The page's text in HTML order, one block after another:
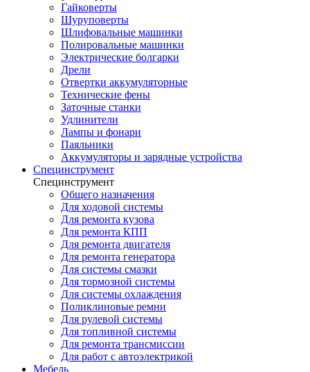
Гайковерты
Шуруповерты
Шлифовальные машинки
Полировальные машинки
Электрические болгарки
Дрели
Отвертки аккумуляторные
Технические фены
Заточные станки
Удлинители
Лампы и фонари
Паяльники
Аккумуляторы и зарядные устройства
Специнструмент
Специнструмент
Общего назначения
Для ходовой системы
Для ремонта кузова
Для ремонта КПП
Для ремонта двигателя
Для ремонта генератора
Для системы смазки
Для тормозной системы
Для системы охлаждения
Поликлиновые ремни
Для рулевой системы
Для топливной системы
Для ремонта трансмиссии
Для работ с автоэлектрикой
Мебель